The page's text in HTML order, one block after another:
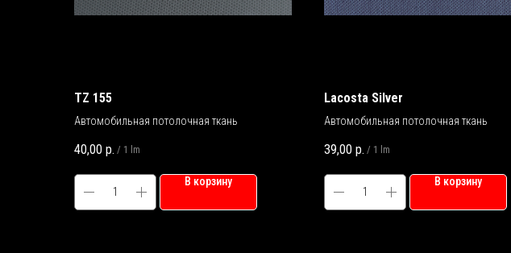
TZ 155
Автомобильная потолочная ткань
40,00 р. / 1 lm
В корзину
Lacosta Silver
Автомобильная потолочная ткань
39,00 р. / 1 lm
В корзину